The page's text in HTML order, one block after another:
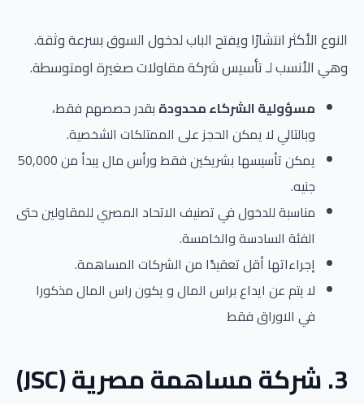
النوع الأكثر انتشارًا ويفتح الباب لدخول السوق بسرعة وثقة.
وهي الأنسب لـ تأسيس شركة مقاولات صغيرة اومتوسطة.
مسؤولية الشركاء محدودة بقدر حصصهم فقط،
وبالتالي لا يمكن الحجز على الممتلكات الشخصية.
يمكن تأسيسها بشريكين فقط ورأس مال يبدأ من 50,000
جنيه.
مناسبة للدخول في تصنيف الاتحاد المصري للمقاولين حتى
الفئة السادسة والخامسة.
إجراءاتها أقل تعقيدًا من الشركات المساهمة.
لا يتم عن ايداع براس المال و يكون راس المال مذكورا
في الاوراق فقط
3. شركة مساهمة مصرية (JSC)